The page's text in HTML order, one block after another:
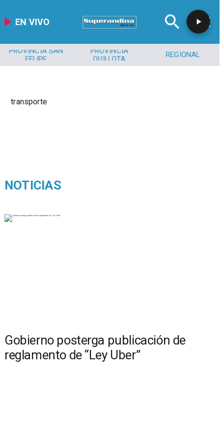
EN VIVO
PROVINCIA SAN
FELIPE
PROVINCIA
QUILLOTA
REGIONAL
transporte
NOTICIAS
Gobierno posterga publicación de
reglamento de “Ley Uber”